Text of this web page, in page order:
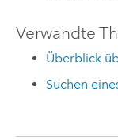
Verwandte
Überblick
Suchen